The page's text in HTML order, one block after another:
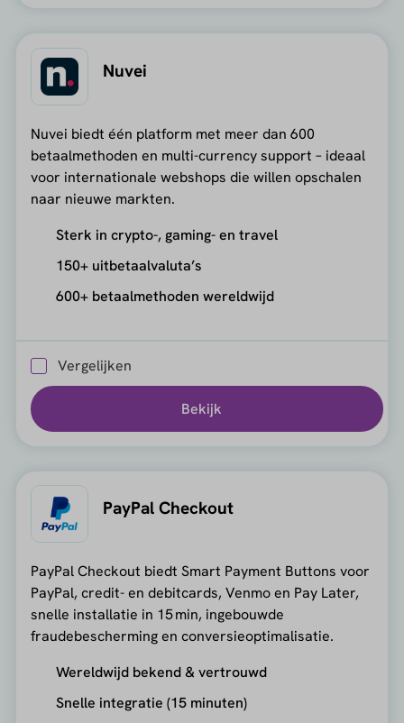
Nuvei
Nuvei biedt één platform met meer dan 600
betaalmethoden en multi-currency support – ideaal
voor internationale webshops die willen opschalen
naar nieuwe markten.
Sterk in crypto-, gaming- en travel
150+ uitbetaalvaluta’s
600+ betaalmethoden wereldwijd
Vergelijken
Bekijk
PayPal Checkout
PayPal Checkout biedt Smart Payment Buttons voor
PayPal, credit- en debitcards, Venmo en Pay Later,
snelle installatie in 15 min, ingebouwde
fraudebescherming en conversieoptimalisatie.
Wereldwijd bekend & vertrouwd
Snelle integratie (15 minuten)